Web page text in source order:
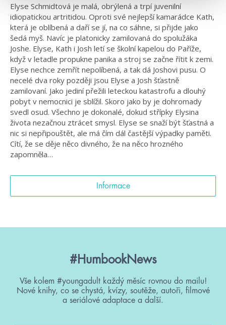
Elyse Schmidtová je malá, obrýlená a trpí juvenilní
idiopatickou artritidou. Oproti své nejlepší kamarádce Kath,
která je oblíbená a daří se jí, na co sáhne, si přijde jako
šedá myš. Navíc je platonicky zamilovaná do spolužáka
Joshe. Elyse, Kath i Josh letí se školní kapelou do Paříže,
když v letadle propukne panika a stroj se začne řítit k zemi.
Elyse nechce zemřít nepolíbená, a tak dá Joshovi pusu. O
necelé dva roky později jsou Elyse a Josh šťastně
zamilovaní. Jako jediní přežili leteckou katastrofu a dlouhý
pobyt v nemocnici je sblížil. Skoro jako by je dohromady
svedl osud. Všechno je dokonalé, dokud střípky Elysina
života nezačnou ztrácet smysl. Elyse se snaží být šťastná a
nic si nepřipouštět, ale má čím dál častější výpadky paměti.
Cítí, že se děje něco divného, že na něco hrozného
zapomněla…
Informace
#HumbookNews
Vše kolem #youngadult každý měsíc rovnou do mailu!
Nové knihy, co se chystá, kvízy, soutěže, autoři, filmové
a seriálové adaptace a další.